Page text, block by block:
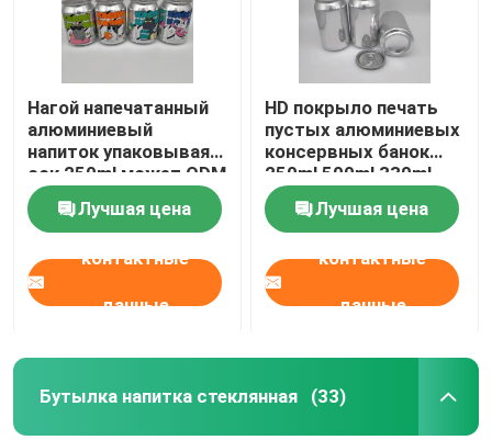
Нагой напечатанный
алюминиевый
напиток упаковывая
сок 250ml может ODM
OEM
Лучшая цена
контактные
данные
HD покрыло печать
пустых алюминиевых
консервных банок
250ml 500ml 330ml
воды
Лучшая цена
контактные
данные
Бутылка напитка стеклянная (33)